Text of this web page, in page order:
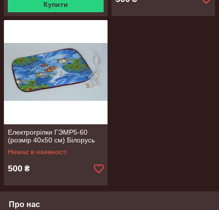
Купити
Електрогрілки ГЭМР5-60
(розмір 40х50 см) Білорусь
Немає в наявності
500 ₴
Про нас